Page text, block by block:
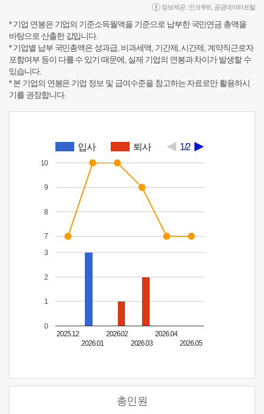
정보제공 : 인크루트 공공데이터포털
* 기업 연봉은 기업의 기준소득월액을 기준으로 납부한 국민연금 총액을
바탕으로 산출한 값입니다.
* 기업별 납부 국민총액은 성과급, 비과세액, 기간제, 시간제, 계약직근로자
포함여부 등이 다를 수 있기 때문에, 실제 기업의 연봉과 차이가 발생할 수
있습니다.
* 본 기업의 연봉은 기업 정보 및 급여수준을 참고하는 자료로만 활용하시
기를 권장합니다.
입사 퇴사 1/2
2025.12
2026.01
2026.02
2026.03
2026.04
2026.05
0
1
2
3
7
8
9
10
총인원